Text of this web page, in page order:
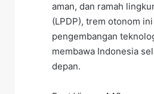
aman, dan ramah
(LPDP), trem otonom
pengembangan
membawa Indonesia
depan.